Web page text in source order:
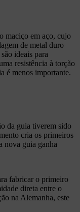
maciço em aço, cujo
de metal duro
ideais para
resistência à torção
é menos importante.
da guia tiverem sido
cria os primeiros
nova guia ganha
fabricar o primeiro
direta entre o
na Alemanha, este